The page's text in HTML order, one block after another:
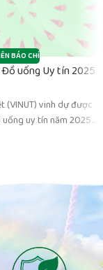
BÁO CHÍ
uống Uy tín 2025
(VINUT) vinh dự được
uy tín năm 2025....